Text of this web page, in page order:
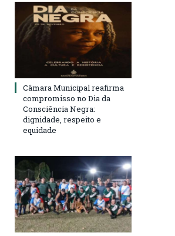
Câmara Municipal reafirma
compromisso no Dia da
Consciência Negra:
dignidade, respeito e
equidade